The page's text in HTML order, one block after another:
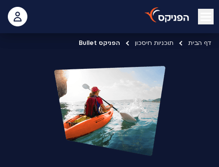
open mobile menu
דף הבית תוכניות חיסכון הפניקס Bullet